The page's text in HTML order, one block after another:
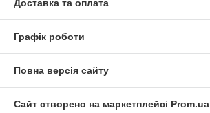
Доставка та оплата
Графік роботи
Повна версія сайту
Сайт створено на маркетплейсі Prom.ua